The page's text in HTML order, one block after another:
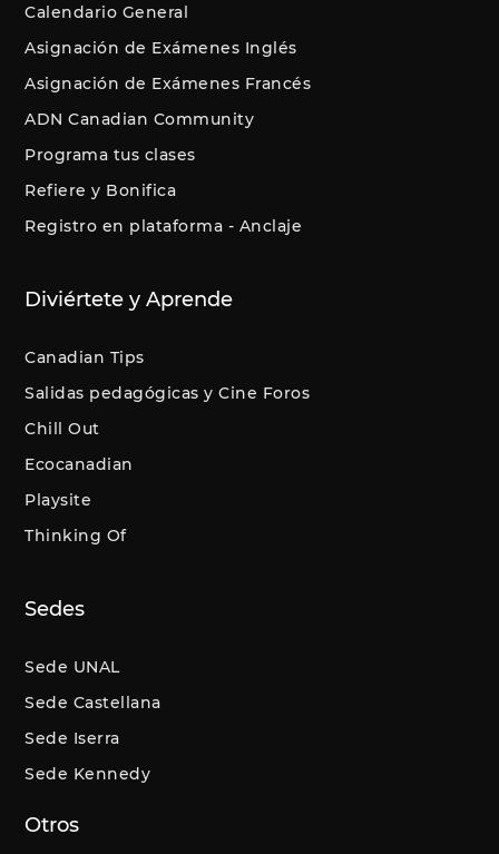
Calendario General
Asignación de Exámenes Inglés
Asignación de Exámenes Francés
ADN Canadian Community
Programa tus clases
Refiere y Bonifica
Registro en plataforma - Anclaje
Diviértete y Aprende
Canadian Tips
Salidas pedagógicas y Cine Foros
Chill Out
Ecocanadian
Playsite
Thinking Of
Sedes
Sede UNAL
Sede Castellana
Sede Iserra
Sede Kennedy
Otros